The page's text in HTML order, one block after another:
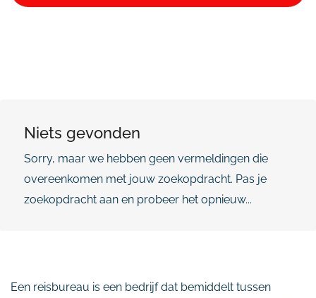
Niets gevonden
Sorry, maar we hebben geen vermeldingen die
overeenkomen met jouw zoekopdracht. Pas je
zoekopdracht aan en probeer het opnieuw...
Een reisbureau is een bedrijf dat bemiddelt tussen